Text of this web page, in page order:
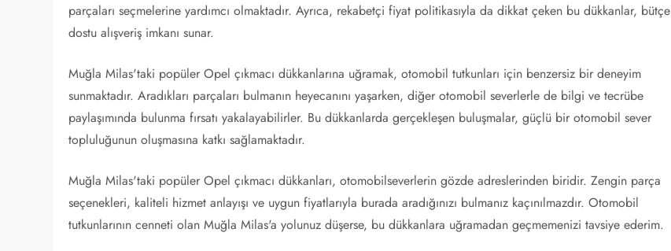
parçaları seçmelerine yardımcı olmaktadır. Ayrıca, rekabetçi fiyat politikasıyla da dikkat çeken bu dükkanlar, bütçe
dostu alışveriş imkanı sunar.
Muğla Milas'taki popüler Opel çıkmacı dükkanlarına uğramak, otomobil tutkunları için benzersiz bir deneyim
sunmaktadır. Aradıkları parçaları bulmanın heyecanını yaşarken, diğer otomobil severlerle de bilgi ve tecrübe
paylaşımında bulunma fırsatı yakalayabilirler. Bu dükkanlarda gerçekleşen buluşmalar, güçlü bir otomobil sever
topluluğunun oluşmasına katkı sağlamaktadır.
Muğla Milas'taki popüler Opel çıkmacı dükkanları, otomobilseverlerin gözde adreslerinden biridir. Zengin parça
seçenekleri, kaliteli hizmet anlayışı ve uygun fiyatlarıyla burada aradığınızı bulmanız kaçınılmazdır. Otomobil
tutkunlarının cenneti olan Muğla Milas'a yolunuz düşerse, bu dükkanlara uğramadan geçmemenizi tavsiye ederim.